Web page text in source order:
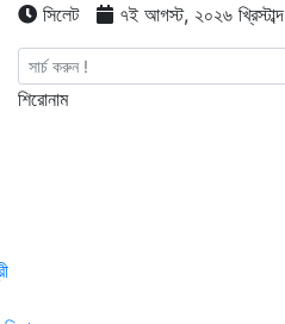
সিলেট ৭ই আগস্ট, ২০২৬
শিরোনাম